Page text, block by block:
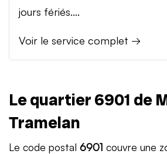
jours fériés....
Voir le service complet →
Le quartier 6901 de
Tramelan
Le code postal 6901 couvre une